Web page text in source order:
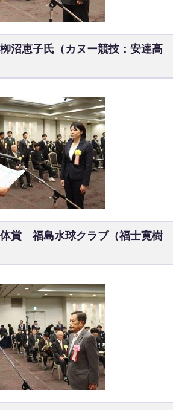
沼恵子氏（カヌー競技：安達高
賞 福島水球クラブ（福士寛樹